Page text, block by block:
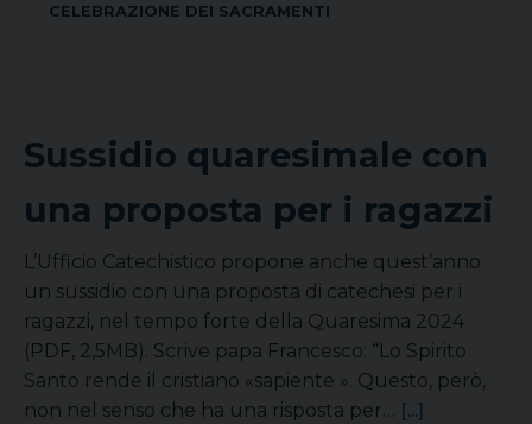
CELEBRAZIONE DEI SACRAMENTI
Sussidio quaresimale con
una proposta per i ragazzi
L’Ufficio Catechistico propone anche quest’anno
un sussidio con una proposta di catechesi per i
ragazzi, nel tempo forte della Quaresima 2024
(PDF, 2,5MB). Scrive papa Francesco: “Lo Spirito
Santo rende il cristiano «sapiente ». Questo, però,
non nel senso che ha una risposta per… [...]